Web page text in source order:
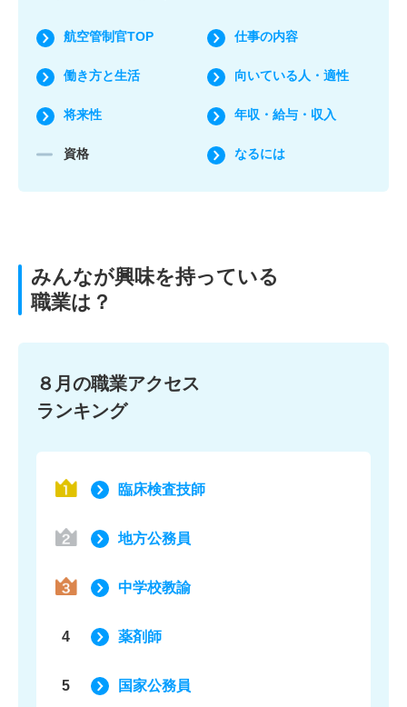
航空管制官TOP 仕事の内容
働き方と生活 向いている人・適性
将来性 年収・給与・収入
資格 なるには
みんなが興味を持っている
職業は？
８月の職業アクセス
ランキング
臨床検査技師
地方公務員
中学校教諭
4 薬剤師
5 国家公務員